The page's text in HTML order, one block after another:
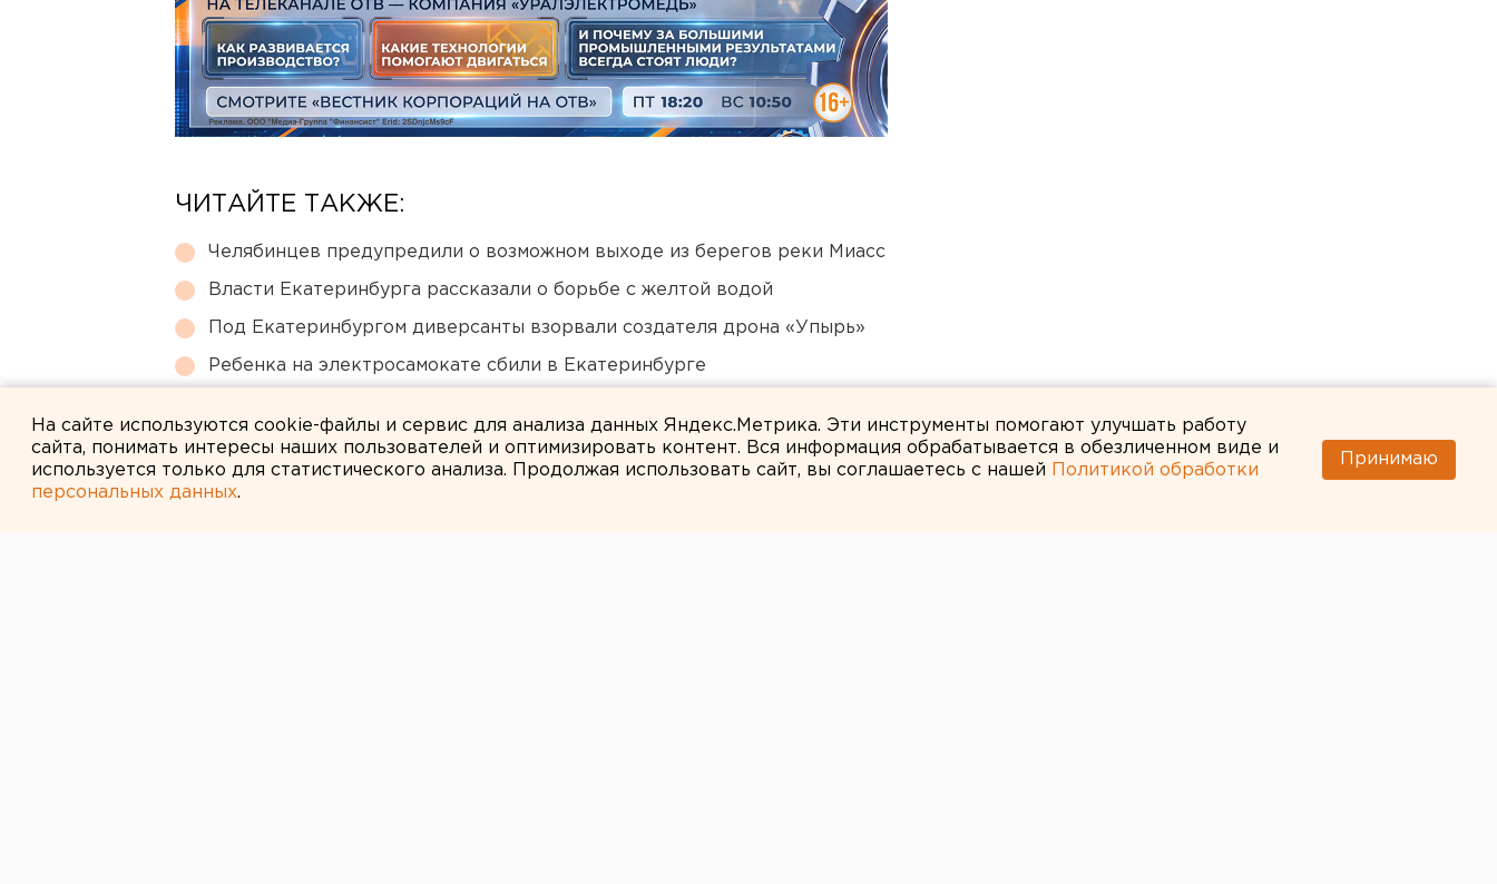
ЧИТАЙТЕ ТАКЖЕ:
Челябинцев предупредили о возможном выходе из берегов реки Миасс
Власти Екатеринбурга рассказали о борьбе с желтой водой
Под Екатеринбургом диверсанты взорвали создателя дрона «Упырь»
Ребенка на электросамокате сбили в Екатеринбурге
На сайте используются cookie-файлы и сервис для анализа данных Яндекс.Метрика. Эти инструменты помогают улучшать работу
сайта, понимать интересы наших пользователей и оптимизировать контент. Вся информация обрабатывается в обезличенном виде и
используется только для статистического анализа. Продолжая использовать сайт, вы соглашаетесь с нашей
Политикой обработки
персональных данных.
Принимаю